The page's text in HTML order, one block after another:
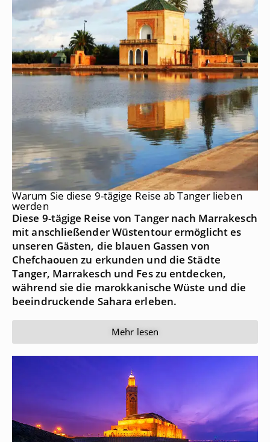
Warum Sie diese 9-tägige Reise ab Tanger lieben
werden
Diese 9-tägige Reise von Tanger nach Marrakesch
mit anschließender Wüstentour ermöglicht es
unseren Gästen, die blauen Gassen von
Chefchaouen zu erkunden und die Städte
Tanger, Marrakesch und Fes zu entdecken,
während sie die marokkanische Wüste und die
beeindruckende Sahara erleben.
Mehr lesen